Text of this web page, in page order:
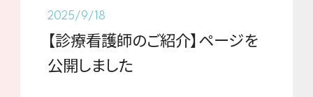
2025/9/18
【診療看護師のご紹介】ページを
公開しました